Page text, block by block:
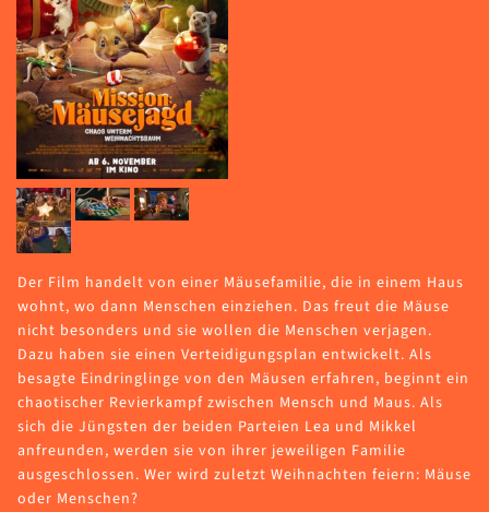
Der Film handelt von einer Mäusefamilie, die in einem Haus
wohnt, wo dann Menschen einziehen. Das freut die Mäuse
nicht besonders und sie wollen die Menschen verjagen.
Dazu haben sie einen Verteidigungsplan entwickelt. Als
besagte Eindringlinge von den Mäusen erfahren, beginnt ein
chaotischer Revierkampf zwischen Mensch und Maus. Als
sich die Jüngsten der beiden Parteien Lea und Mikkel
anfreunden, werden sie von ihrer jeweiligen Familie
ausgeschlossen. Wer wird zuletzt Weihnachten feiern: Mäuse
oder Menschen?